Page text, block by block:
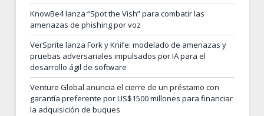
KnowBe4 lanza “Spot the Vish” para combatir las
amenazas de phishing por voz
VerSprite lanza Fork y Knife: modelado de amenazas y
pruebas adversariales impulsados por IA para el
desarrollo ágil de software
Venture Global anuncia el cierre de un préstamo con
garantía preferente por US$1500 millones para financiar
la adquisición de buques